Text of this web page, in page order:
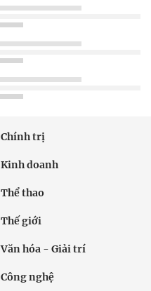
Chính trị
Kinh doanh
Thể thao
Thế giới
Văn hóa - Giải trí
Công nghệ